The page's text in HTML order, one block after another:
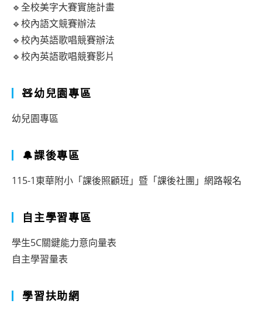
🔹全校美字大賽實施計畫
🔹校內語文競賽辦法
🔹校內英語歌唱競賽辦法
🔹校內英語歌唱競賽影片
🧸幼兒園專區
幼兒園專區
🔔課後專區
115-1東華附小「課後照顧班」暨「課後社團」網路報名
自主學習專區
學生5C關鍵能力意向量表
自主學習量表
學習扶助網